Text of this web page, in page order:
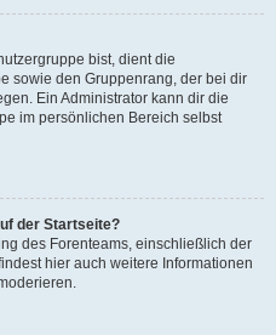
bist, dient die
sowie den Gruppenrang, der bei dir
Ein Administrator kann dir die
im persönlichen Bereich selbst
der Startseite?
des Forenteams, einschließlich der
hier auch weitere Informationen